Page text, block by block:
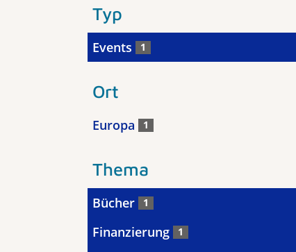
Typ
Events 1
Ort
Europa 1
Thema
Bücher 1
Finanzierung 1